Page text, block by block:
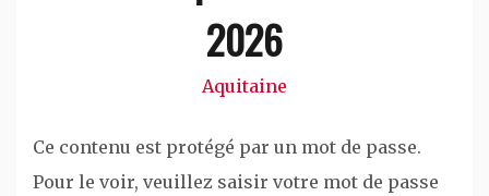
2026
Aquitaine
Ce contenu est protégé par un mot de passe.
Pour le voir, veuillez saisir votre mot de passe